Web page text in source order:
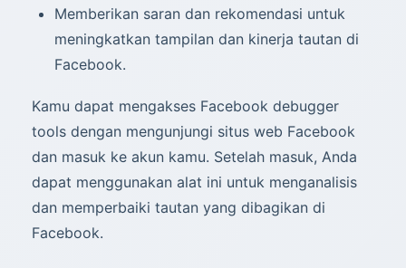
Memberikan saran dan rekomendasi untuk
meningkatkan tampilan dan kinerja tautan di
Facebook.
Kamu dapat mengakses Facebook debugger
tools dengan mengunjungi situs web Facebook
dan masuk ke akun kamu. Setelah masuk, Anda
dapat menggunakan alat ini untuk menganalisis
dan memperbaiki tautan yang dibagikan di
Facebook.